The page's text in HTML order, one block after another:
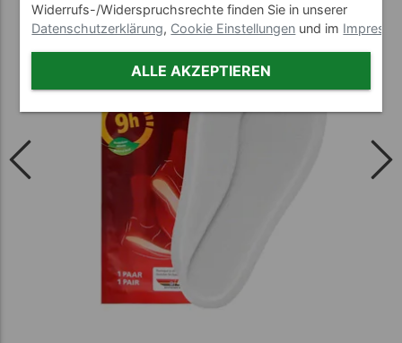
Widerrufs-/Widerspruchsrechte finden Sie in unserer
Datenschutzerklärung, Cookie Einstellungen und im
ALLE AKZEPTIEREN